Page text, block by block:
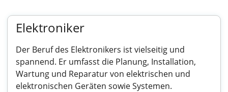
Elektroniker
Der Beruf des Elektronikers ist vielseitig und
spannend. Er umfasst die Planung, Installation,
Wartung und Reparatur von elektrischen und
elektronischen Geräten sowie Systemen.